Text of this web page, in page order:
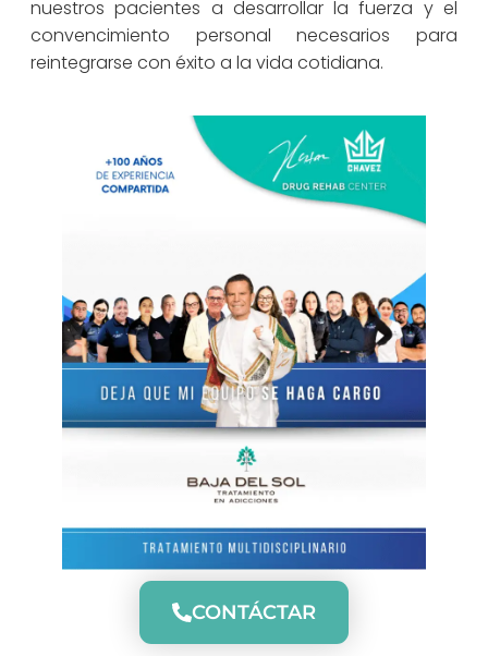
nuestros pacientes a desarrollar la fuerza y el
convencimiento personal necesarios para
reintegrarse con éxito a la vida cotidiana.
CONTÁCTAR